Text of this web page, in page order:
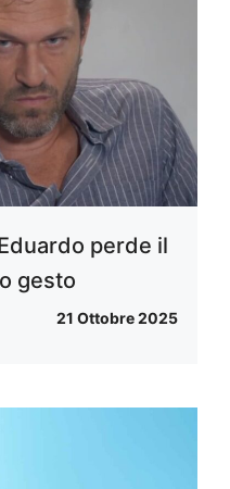
perde il
gesto
21 Ottobre 2025